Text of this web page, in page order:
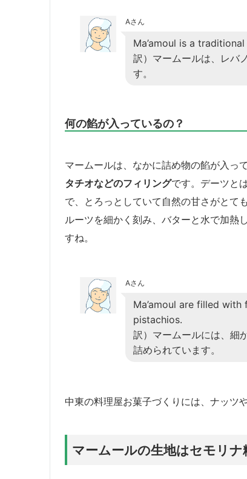
Aさん
Ma’amoul is a
訳）マームールは、レバ
す。
何の餡が入っているの？
マームールは、なかに詰め物の餡が入っ
タチオなどのフィリングです。デーツと
で、とろっとしていて自然の甘さがとて
ルーツを細かく刻み、バターと水で加熱
すね。
Aさん
Ma’amoul are filled
pistachios.
訳）マームールには、細
詰められています。
中東の料理屋お菓子づくりには、ナッツ
マームールの生地はセモリナ